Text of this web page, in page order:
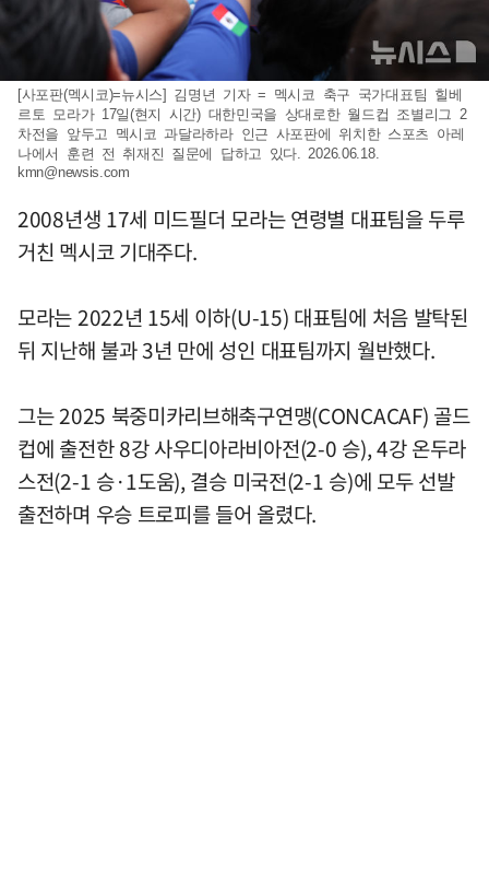
[사포판(멕시코)=뉴시스] 김명년 기자 = 멕시코 축구 국가대표팀 힐베
르토 모라가 17일(현지 시간) 대한민국을 상대로한 월드컵 조별리그 2
차전을 앞두고 멕시코 과달라하라 인근 사포판에 위치한 스포츠 아레
나에서 훈련 전 취재진 질문에 답하고 있다. 2026.06.18.
kmn@newsis.com
2008년생 17세 미드필더 모라는 연령별 대표팀을 두루
거친 멕시코 기대주다.
모라는 2022년 15세 이하(U-15) 대표팀에 처음 발탁된
뒤 지난해 불과 3년 만에 성인 대표팀까지 월반했다.
그는 2025 북중미카리브해축구연맹(CONCACAF) 골드
컵에 출전한 8강 사우디아라비아전(2-0 승), 4강 온두라
스전(2-1 승·1도움), 결승 미국전(2-1 승)에 모두 선발
출전하며 우승 트로피를 들어 올렸다.